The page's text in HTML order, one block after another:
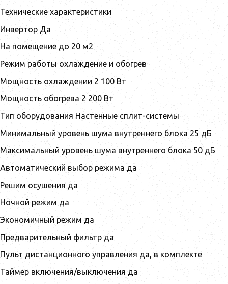
Технические характеристики
Инвертор Да
На помещение до 20 м2
Режим работы охлаждение и обогрев
Мощность охлаждении 2 100 Вт
Мощность обогрева 2 200 Вт
Тип оборудования Настенные сплит-системы
Минимальный уровень шума внутреннего блока 25 дБ
Максимальный уровень шума внутреннего блока 50 дБ
Автоматический выбор режима да
Решим осушения да
Ночной режим да
Экономичный режим да
Предварительный фильтр да
Пульт дистанционного управления да, в комплекте
Таймер включения/выключения да